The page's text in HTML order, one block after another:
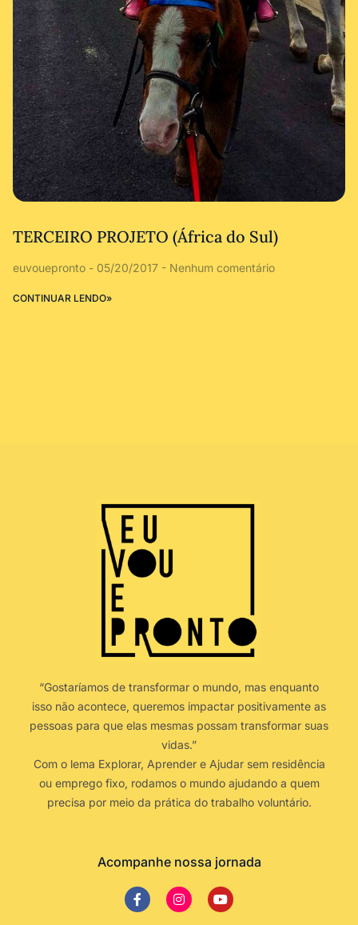
TERCEIRO PROJETO (África do Sul)
euvouepronto 05/20/2017 Nenhum comentário
CONTINUAR LENDO»
“Gostaríamos de transformar o mundo, mas enquanto
isso não acontece, queremos impactar positivamente as
pessoas para que elas mesmas possam transformar suas
vidas.”
Com o lema Explorar, Aprender e Ajudar sem residência
ou emprego fixo, rodamos o mundo ajudando a quem
precisa por meio da prática do trabalho voluntário.
Acompanhe nossa jornada